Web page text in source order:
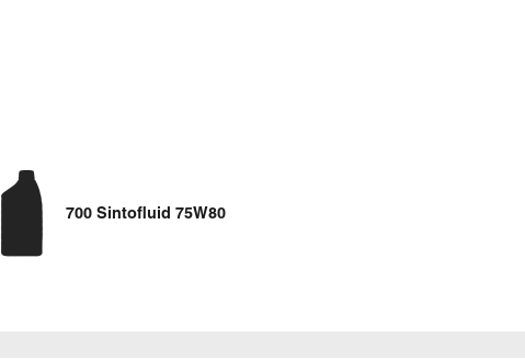
700 Sintofluid 75W80